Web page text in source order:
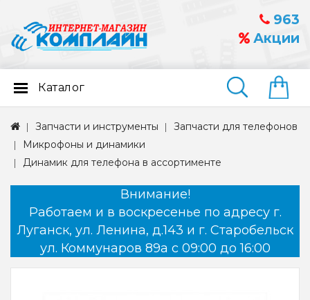
963
Акции
Найти
Каталог
Запчасти и инструменты
Запчасти для телефонов
Микрофоны и динамики
Динамик для телефона в ассортименте
Внимание!
Работаем и в воскресенье по адресу г.
Луганск, ул. Ленина, д.143 и г. Старобельск
ул. Коммунаров 89а с 09:00 до 16:00